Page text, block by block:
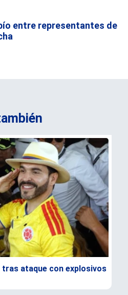
entre representantes de
tras ataque con explosivos